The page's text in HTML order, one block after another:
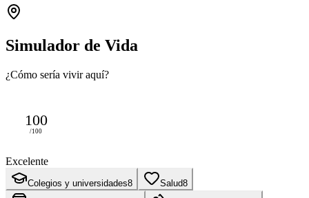
Simulador de Vida
¿Cómo sería vivir aquí?
100
/100
Excelente
Colegios y universidades8 Salud8